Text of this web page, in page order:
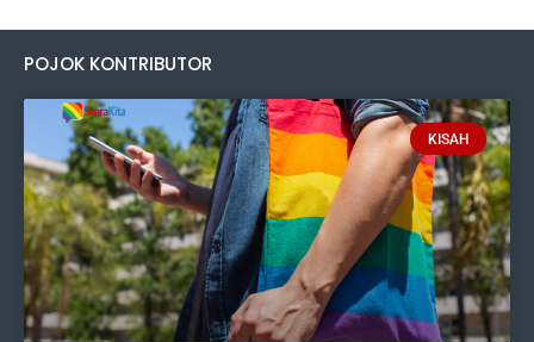
POJOK KONTRIBUTOR
KISAH